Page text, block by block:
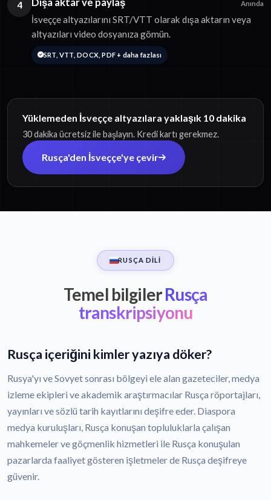
4 Anında
İsveççe altyazılarını SRT/VTT olarak dışa aktarın veya
altyazıları video dosyanıza gömün.
SRT, VTT, DOCX, PDF + daha fazlası
Yüklemeden İsveççe altyazılara yaklaşık 10 dakika
30 dakika ücretsiz ile başlayın. Kredi kartı gerekmez.
Rusça'den İsveççe'ye çevir
RUSÇA DILI
Temel bilgilerRusça
transkripsiyonu
Rusça içeriğini kimler yazıya döker?
Rusya'yı ve Sovyet sonrası bölgeyi ele alan gazeteciler, medya
izleme ekipleri ve akademik araştırmacılar Rusça röportajları,
yayınları ve sözlü tarih kayıtlarını deşifre eder. Diaspora
medya kuruluşları, Rusça konuşan topluluklarla çalışan
mahkemeler ve göçmenlik hizmetleri ile Rusça konuşulan
pazarlarda faaliyet gösteren işletmeler de Rusça deşifreye
güvenir.